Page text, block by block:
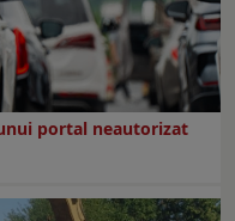
portal neautorizat